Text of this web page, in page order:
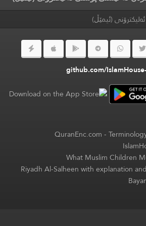
github.com/
QuranEnc.com-
What Muslim Children
Riyadh Al-Salheen with explanation